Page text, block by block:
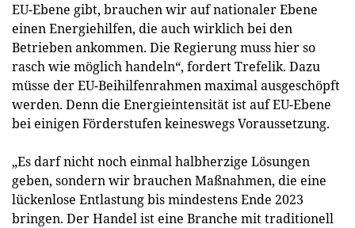
EU-Ebene gibt, brauchen wir auf nationaler Ebene
einen Energiehilfen, die auch wirklich bei den
Betrieben ankommen. Die Regierung muss hier so
rasch wie möglich handeln“, fordert Trefelik. Dazu
müsse der EU-Beihilfenrahmen maximal ausgeschöpft
werden. Denn die Energieintensität ist auf EU-Ebene
bei einigen Förderstufen keineswegs Voraussetzung.
„Es darf nicht noch einmal halbherzige Lösungen
geben, sondern wir brauchen Maßnahmen, die eine
lückenlose Entlastung bis mindestens Ende 2023
bringen. Der Handel ist eine Branche mit traditionell